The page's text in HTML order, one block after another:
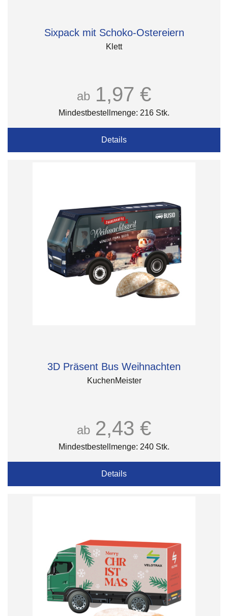
Sixpack mit Schoko-Ostereiern
Klett
ab 1,97 €
Mindestbestellmenge: 216 Stk.
Details
3D Präsent Bus Weihnachten
KuchenMeister
ab 2,43 €
Mindestbestellmenge: 240 Stk.
Details